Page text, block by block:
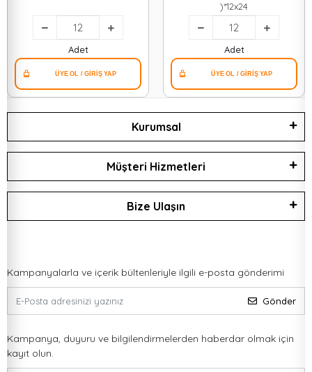
Adet
)*12x24
Adet
Kurumsal
Müşteri Hizmetleri
Bize Ulaşın
Kampanyalarla ve içerik bültenleriyle ilgili e-posta gönderimi
Gönder
Kampanya, duyuru ve bilgilendirmelerden haberdar olmak için
kayıt olun.